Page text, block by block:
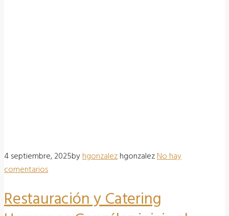
4 septiembre, 2025byhgonzalezhgonzalezNo hay
comentarios
Restauración y Catering